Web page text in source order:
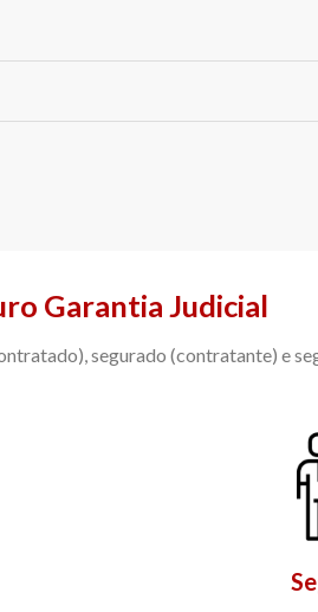
Garantia Judicial
segurado (contratante) e